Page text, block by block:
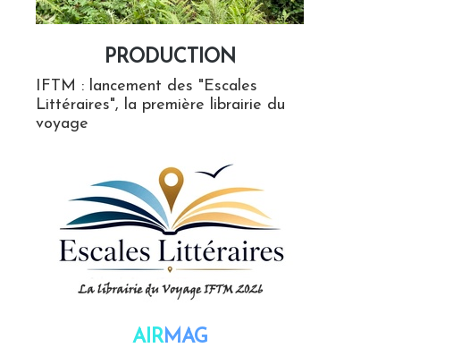
PRODUCTION
IFTM : lancement des "Escales
Littéraires", la première librairie du
voyage
AIRMAG